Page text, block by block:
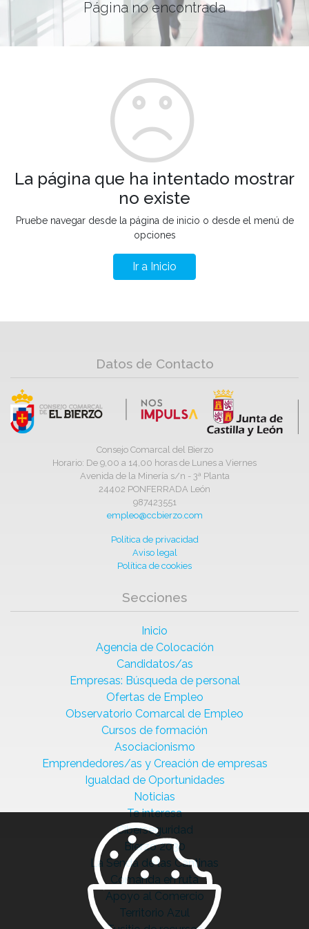
Página no encontrada
La página que ha intentado mostrar
no existe
Pruebe navegar desde la página de inicio o desde el menú de
opciones
Ir a Inicio
Datos de Contacto
Consejo Comarcal del Bierzo
Horario: De 9,00 a 14,00 horas de Lunes a Viernes
Avenida de la Minería s/n - 3ª Planta
24402 PONFERRADA León
987423551
empleo@ccbierzo.com
Política de privacidad
Aviso legal
Política de cookies
Secciones
Inicio
Agencia de Colocación
Candidatos/as
Empresas: Búsqueda de personal
Ofertas de Empleo
Observatorio Comarcal de Empleo
Cursos de formación
Asociacionismo
Emprendedores/as y Creación de empresas
Igualdad de Oportunidades
Noticias
Te interesa
Ciberseguridad
Bierzo 2030
La Senda de las Cantinas
Comanda en ruta
Apoyo al Comercio
Territorio Azul